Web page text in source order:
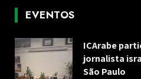
EVENTOS
ICArabe
jornalista
São Paulo